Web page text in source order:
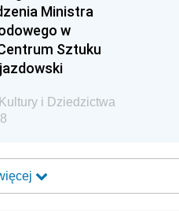
Ministra
w
Sztuku
i Dziedzictwa